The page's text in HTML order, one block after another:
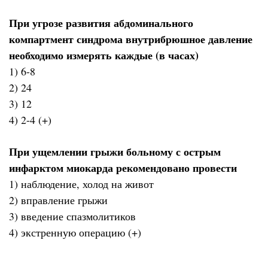
При угрозе развития абдоминального
компартмент синдрома внутрибрюшное давление
необходимо измерять каждые (в часах)
1) 6-8
2) 24
3) 12
4) 2-4 (+)
При ущемлении грыжи больному с острым
инфарктом миокарда рекомендовано провести
1) наблюдение, холод на живот
2) вправление грыжи
3) введение спазмолитиков
4) экстренную операцию (+)